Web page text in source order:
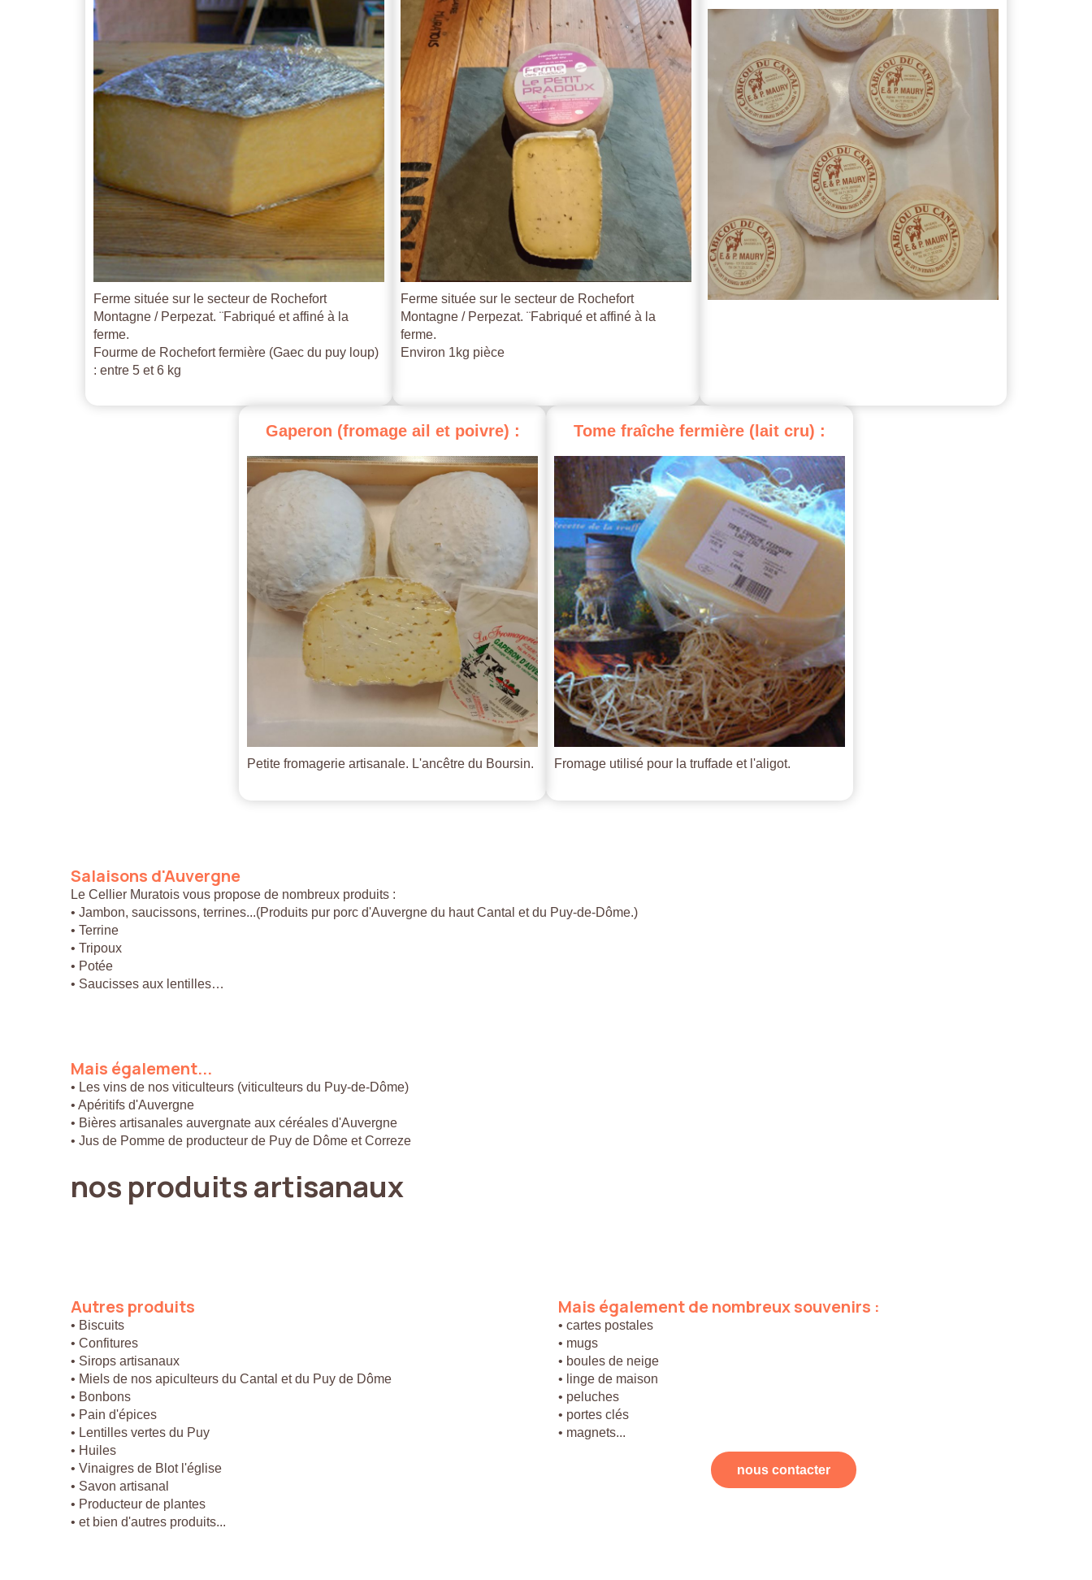
Ferme située sur le secteur de Rochefort
Montagne / Perpezat. ¨Fabriqué et affiné à la
ferme.
Fourme de Rochefort fermière (Gaec du puy loup)
: entre 5 et 6 kg
Ferme située sur le secteur de Rochefort
Montagne / Perpezat. ¨Fabriqué et affiné à la
ferme.
Environ 1kg pièce
Gaperon (fromage ail et poivre) :
Petite fromagerie artisanale. L'ancêtre du Boursin.
Tome fraîche fermière (lait cru) :
Fromage utilisé pour la truffade et l'aligot.
Salaisons d'Auvergne
Le Cellier Muratois vous propose de nombreux produits :
• Jambon, saucissons, terrines...(Produits pur porc d'Auvergne du haut Cantal et du Puy-de-Dôme.)
• Terrine
• Tripoux
• Potée
• Saucisses aux lentilles…
Mais également...
• Les vins de nos viticulteurs (viticulteurs du Puy-de-Dôme)
• Apéritifs d'Auvergne
• Bières artisanales auvergnate aux céréales d'Auvergne
• Jus de Pomme de producteur de Puy de Dôme et Correze
nos produitsartisanaux
Autres produits
• Biscuits
• Confitures
• Sirops artisanaux
• Miels de nos apiculteurs du Cantal et du Puy de Dôme
• Bonbons
• Pain d'épices
• Lentilles vertes du Puy
• Huiles
• Vinaigres de Blot l'église
• Savon artisanal
• Producteur de plantes
• et bien d'autres produits...
Mais égalementdenombreuxsouvenirs :
• cartes postales
• mugs
• boules de neige
• linge de maison
• peluches
• portes clés
• magnets...
nous contacter